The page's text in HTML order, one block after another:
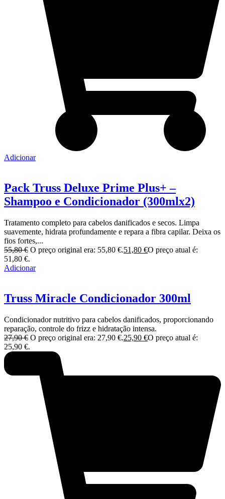
Adicionar
Pack Truss Deluxe Prime Plus+ –
Shampoo e Condicionador (300mlx2)
Tratamento completo para cabelos danificados e secos. Limpa
suavemente, hidrata profundamente e repara a fibra capilar. Deixa os
fios fortes,...
55,80€ O preço original era: 55,80 €.51,80 €O preço atual é:
51,80 €.
Adicionar
Truss Miracle Condicionador 300ml
Condicionador nutritivo para cabelos danificados, proporcionando
reparação, controle do frizz e hidratação intensa.
27,90€ O preço original era: 27,90 €.25,90 €O preço atual é:
25,90 €.